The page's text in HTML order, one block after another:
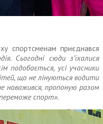
спортсменам приєднався
Сьогодні сюди з’їхалися
подобається, усі учасники
що не лінуються водити
наважився, пропоную разом
спорт».